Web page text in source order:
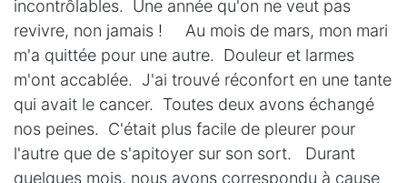
incontrôlables. Une année qu'on ne veut pas
revivre, non jamais ! Au mois de mars, mon mari
m'a quittée pour une autre. Douleur et larmes
m'ont accablée. J'ai trouvé réconfort en une tante
qui avait le cancer. Toutes deux avons échangé
nos peines. C'était plus facile de pleurer pour
l'autre que de s'apitoyer sur son sort. Durant
quelques mois, nous avons correspondu à cause